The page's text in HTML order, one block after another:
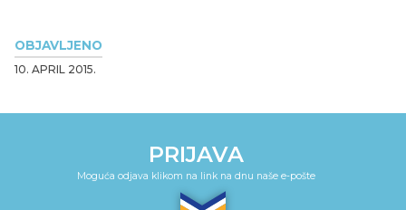
OBJAVLJENO
10. APRIL 2015.
PRIJAVA
Moguća odjava klikom na link na dnu naše e-pošte